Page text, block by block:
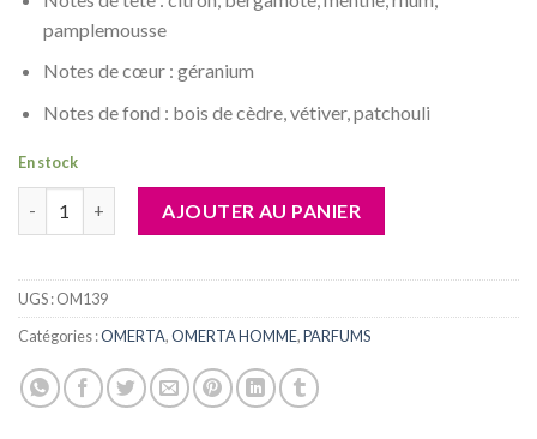
pamplemousse
Notes de cœur : géranium
Notes de fond : bois de cèdre, vétiver, patchouli
En stock
quantité de Omerta - Meet Me On The Wild Side - eau de
AJOUTER AU PANIER
UGS :OM139
Catégories :OMERTA,OMERTA HOMME,PARFUMS